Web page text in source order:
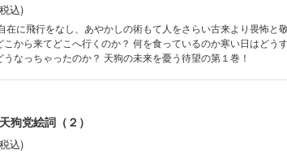
込)
在に飛行をなし、あやかしの術もて人をさらい古来より畏怖と
こから来てどこへ行くのか？ 何を食っているのか寒い日はどう
うなっちゃったのか？ 天狗の未来を憂う待望の第１巻！
狗党絵詞（２）
込)